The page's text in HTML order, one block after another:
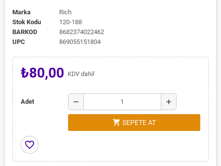
Marka
Rich
Stok Kodu
120-188
BARKOD
8682374022462
UPC
869055151804
₺80,00 KDV dahil
Adet remove add
shopping_cart SEPETE AT
favorite_border